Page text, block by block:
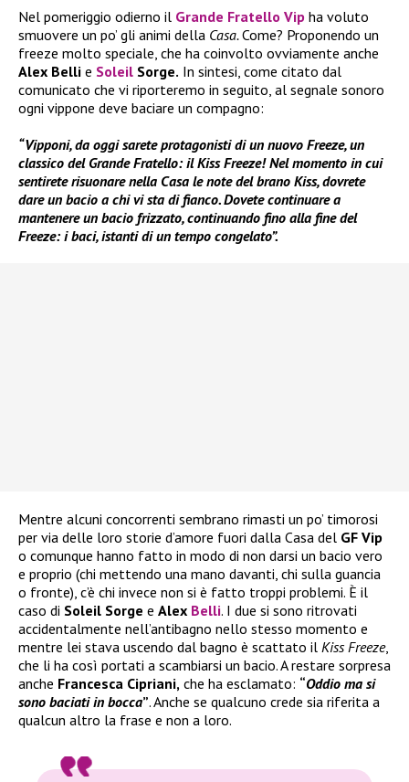
Nel pomeriggio odierno il Grande Fratello Vip ha voluto
smuovere un po’ gli animi della Casa.Come? Proponendo un
freeze molto speciale, che ha coinvolto ovviamente anche
Alex Belli e Soleil Sorge. In sintesi, come citato dal
comunicato che vi riporteremo in seguito, al segnale sonoro
ogni vippone deve baciare un compagno:
“Vipponi, da oggi sarete protagonisti di un nuovo Freeze, un
classico del Grande Fratello: il Kiss Freeze! Nel momento in cui
sentirete risuonare nella Casa le note del brano Kiss, dovrete
dare un bacio a chi vi sta di fianco. Dovete continuare a
mantenere un bacio frizzato, continuando fino alla fine del
Freeze: i baci, istanti di un tempo congelato”.
Mentre alcuni concorrenti sembrano rimasti un po’ timorosi
per via delle loro storie d’amore fuori dalla Casa del GF Vip
o comunque hanno fatto in modo di non darsi un bacio vero
e proprio (chi mettendo una mano davanti, chi sulla guancia
o fronte), c’è chi invece non si è fatto troppi problemi. È il
caso di Soleil Sorge e Alex Belli. I due si sono ritrovati
accidentalmente nell’antibagno nello stesso momento e
mentre lei stava uscendo dal bagno è scattato il Kiss Freeze,
che li ha così portati a scambiarsi un bacio. A restare sorpresa
anche Francesca Cipriani, che ha esclamato: “Oddio ma si
sono baciati in bocca”. Anche se qualcuno crede sia riferita a
qualcun altro la frase e non a loro.